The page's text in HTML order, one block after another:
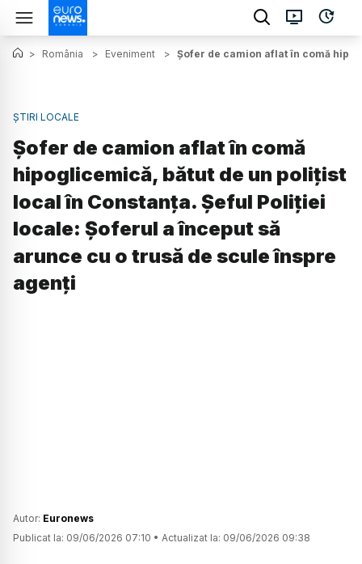
> România > Eveniment > Șofer de camion aflat în comă
ȘTIRI LOCALE
Șofer de camion aflat în comă
hipoglicemică, bătut de un polițist
local în Constanța. Șeful Poliției
locale: Șoferul a început să
arunce cu o trusă de scule înspre
agenți
Autor: Euronews
Publicat la: 09/06/2026 07:10 • Actualizat la: 09/06/2026 09:38